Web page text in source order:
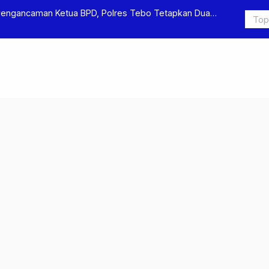
Ketua BPD, Polres Tebo Tetapkan Dua
Polres